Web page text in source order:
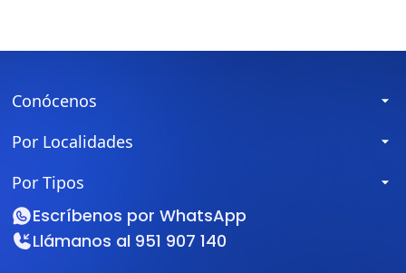
Conócenos
Por Localidades
Por Tipos
Escríbenos por WhatsApp
Llámanos al 951 907 140